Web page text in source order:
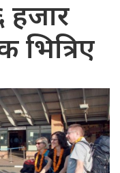
हजार
भित्रिए